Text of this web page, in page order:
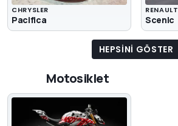
CHRYSLER
Pacifica
RENAULT
Scenic
HEPSINI GÖSTER
Motosiklet